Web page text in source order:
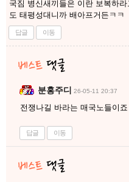
국짐 병신새끼들은 이란 보복하
도 태평성대니까 배아프거든ㅋㅋ
답글 이동
분홍주디 26-05-11 20:37
전쟁나길 바라는 매국노들이죠
답글 이동